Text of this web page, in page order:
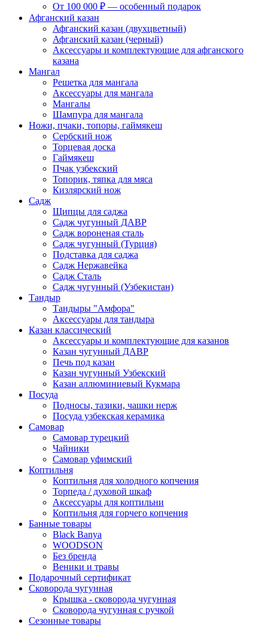
От 100 000 ₽ — особенный подарок
Афганский казан
Афганский казан (двухцветный)
Афганский казан (черный)
Аксессуары и комплектующие для афганского
казана
Мангал
Решетка для мангала
Аксессуары для мангала
Мангалы
Шампура для мангала
Ножи, пчаки, топоры, гаймякеш
Сербский нож
Торцевая доска
Гаймякеш
Пчак узбекский
Топорик, тяпка для мяса
Кизлярский нож
Садж
Щипцы для саджа
Садж чугунный ДАВР
Садж вороненая сталь
Садж чугунный (Турция)
Подставка для саджа
Садж Нержавейка
Садж Сталь
Садж чугунный (Узбекистан)
Тандыр
Тандыры "Амфора"
Аксессуары для тандыра
Казан классический
Аксессуары и комплектующие для казанов
Казан чугунный ДАВР
Печь под казан
Казан чугунный Узбекский
Казан аллюминиевый Кукмара
Посуда
Подносы, тазики, чашки нерж
Посуда узбекская керамика
Самовар
Самовар турецкий
Чайники
Самовар уфимский
Коптильня
Коптильня для холодного копчения
Торпеда / духовой шкаф
Аксессуары для коптильни
Коптильня для горчего копчения
Банные товары
Black Banya
WOODSON
Без бренда
Веники и травы
Подарочный сертификат
Сковорода чугунная
Крышка - сковорода чугунная
Сковорода чугунная с ручкой
Сезонные товары